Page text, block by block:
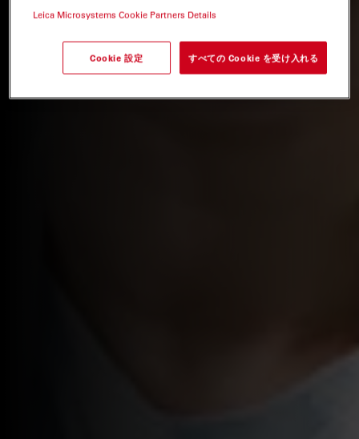
Leica Microsystems Cookie Partners Details
Cookie 設定 すべての Cookie を受け入れる